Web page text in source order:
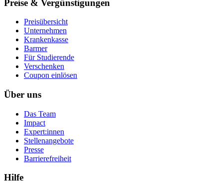
Preise & Vergünstigungen
Preisübersicht
Unternehmen
Krankenkasse
Barmer
Für Studierende
Ver­schen­ken
Coupon einlösen
Über uns
Das Team
Impact
Expert:innen
Stellenangebote
Presse
Barrierefreiheit
Hilfe